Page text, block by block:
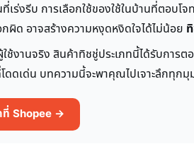
ที่เร่งรีบ การเลือกใช้ของใช้ในบ้านที่ตอ
ผิด อาจสร้างความหงุดหงิดใจได้ไม่น้อย
ช้งานจริง สินค้าทิชชู่ประเภทนี้ได้รับกา
ดเด่น บทความนี้จะพาคุณไปเจาะลึกทุก
ที่ Shopee →